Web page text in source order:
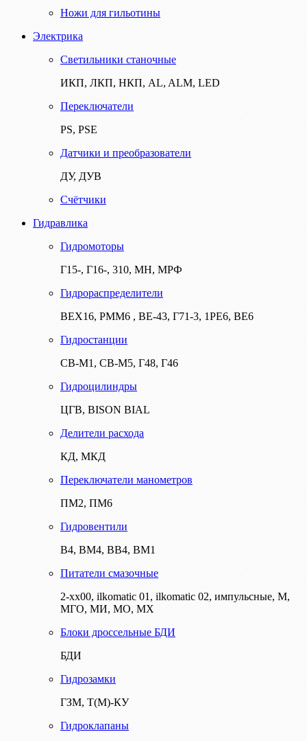
Ножи для гильотины
Электрика
Светильники станочные
ИКП, ЛКП, НКП, AL, ALM, LED
Переключатели
PS, PSE
Датчики и преобразователи
ДУ, ДУВ
Счётчики
Гидравлика
Гидромоторы
Г15-, Г16-, 310, МН, МРФ
Гидрораспределители
ВЕХ16, РММ6 , ВЕ-43, Г71-3, 1РЕ6, ВЕ6
Гидростанции
СВ-М1, СВ-М5, Г48, Г46
Гидроцилиндры
ЦГВ, BISON BIAL
Делители расхода
КД, МКД
Переключатели манометров
ПМ2, ПМ6
Гидровентили
В4, ВМ4, ВВ4, ВМ1
Питатели смазочные
2-хх00, ilkomatic 01, ilkomatic 02, импульсные, М,
МГО, МИ, МО, МХ
Блоки дроссельные БДИ
БДИ
Гидрозамки
ГЗМ, Т(М)-КУ
Гидроклапаны